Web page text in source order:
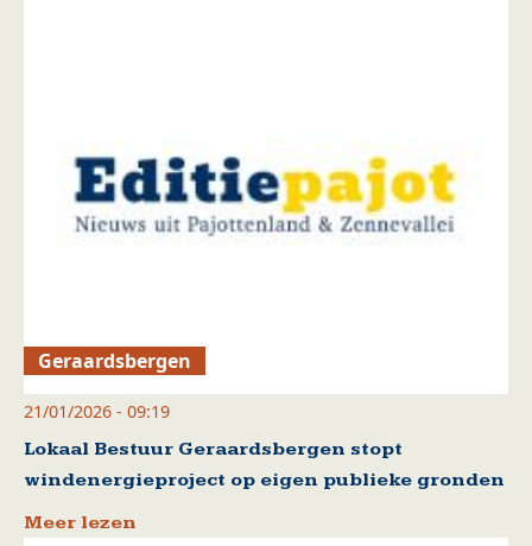
Geraardsbergen
21/01/2026 - 09:19
Lokaal Bestuur Geraardsbergen stopt
windenergieproject op eigen publieke gronden
Meer lezen